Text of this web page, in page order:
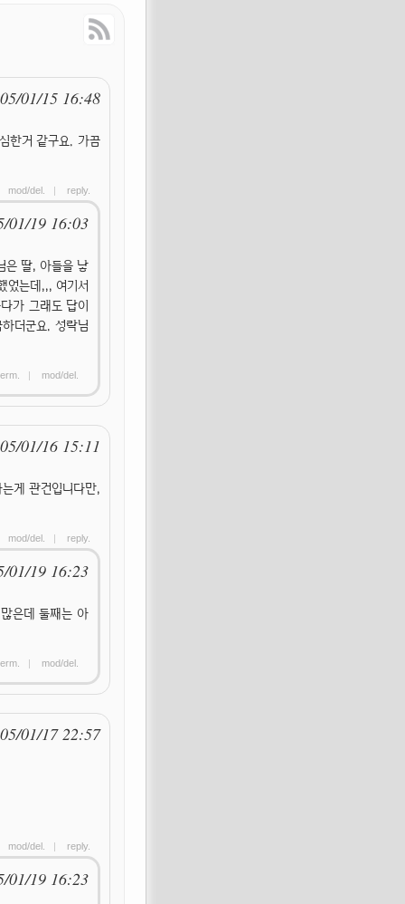
01/15 16:48
한거 같구요. 가끔
mod/del. | reply.
01/19 16:03
은 딸, 아들을 낳
었는데,,, 여기서
가 그래도 답이
더군요. 성락님
| mod/del.
01/16 15:11
게 관건입니다만,
mod/del. | reply.
01/19 16:23
은데 둘째는 아
| mod/del.
01/17 22:57
mod/del. | reply.
01/19 16:23